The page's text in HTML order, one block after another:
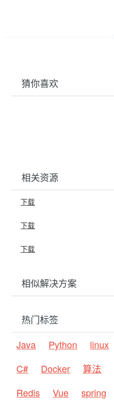
猜你喜欢
相关资源
下载
下载
下载
相似解决方案
热门标签
Java
Python linux
C#
Docker 算法
Redis
Vue spring